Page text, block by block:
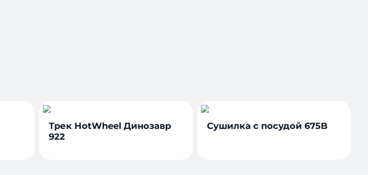
Трек HotWheel Динозавр
922
Сушилка с посудой 675B